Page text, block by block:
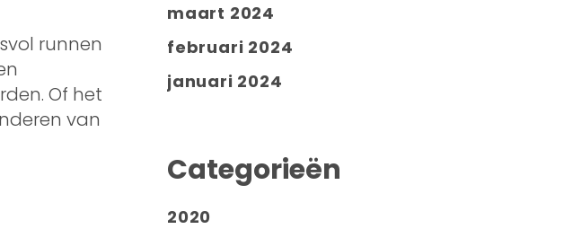
runnen
Of het
van
maart 2024
februari 2024
januari 2024
Categorieën
2020